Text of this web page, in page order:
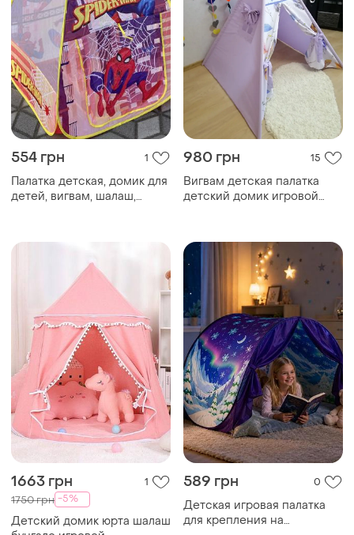
554 грн 1
Палатка детская, домик для
детей, вигвам, шалаш,
980 грн 15
Вигвам детская палатка
детский домик игровой
мальчика
1663 грн 1
1750 грн -5%
Детский домик юрта шалаш
589 грн 0
Детская игровая палатка
для крепления на